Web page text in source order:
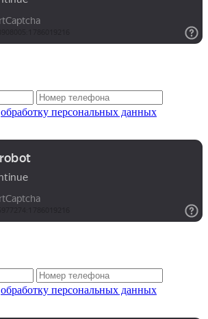
обработку персональных данных
обработку персональных данных